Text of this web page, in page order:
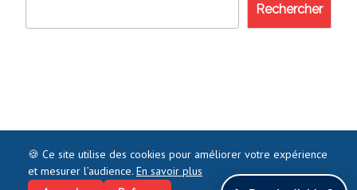
Rechercher
©2021 COMMENTJOINDRE.FR - TOUS DROITS RÉSERVÉS
🍪 Ce site utilise des cookies pour améliorer votre expérience
et mesurer l’audience. En savoir plus